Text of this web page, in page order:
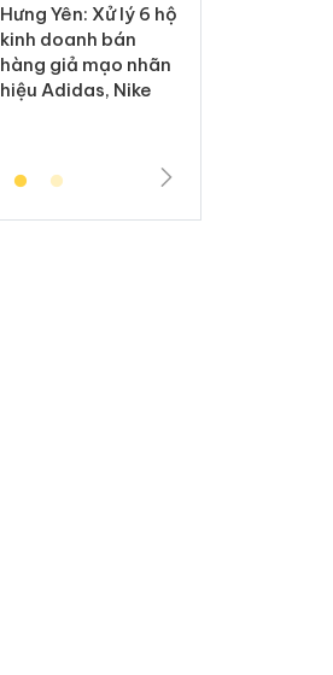
Hưng Yên: Xử lý 6 hộ
kinh doanh bán
hàng giả mạo nhãn
hiệu Adidas, Nike